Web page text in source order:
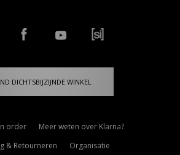
DICHTSBIJZIJNDE WINKEL
order
Meer weten over Klarna?
& Retourneren
Organisatie